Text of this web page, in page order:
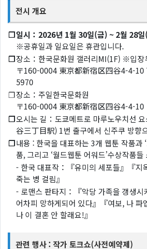
전시 개요
❐일시：2026년 1월 30일(금) ~ 2월 28
※공휴일과 일요일은 휴관입니다.
❐장소：한국문화원 갤러리MI(1F) ※입장
〒160-0004 東京都新宿区四谷4-4-
5970
❐장소：주일한국문화원
〒160-0004 東京都新宿区四谷4-4-10
❐오시는 길：도쿄메트로 마루노우치선
谷三丁目駅) 1번 출구에서 신주쿠 방향
❐내용 : 한국을 대표하는 3개 웹툰 작품과
품, 그리고 ‘월드웹툰 어워드’수상작품들
- 한국 대표작：『유미의 세포들』『지
죽는 병 걸림』
- 로맨스 판타지：『악당 가족을 갱생시
어차피 망하게되어 있다』『여보, 나 파
나 이 결혼 안 할래요!』
관련 행사 : 작가 토크쇼(사전예약제)